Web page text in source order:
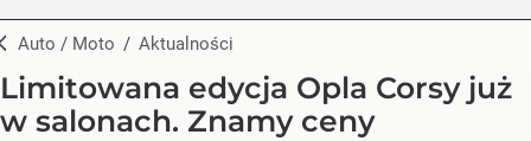
Auto / Moto / Aktualności
Limitowana edycja Opla Corsy już
w salonach. Znamy ceny